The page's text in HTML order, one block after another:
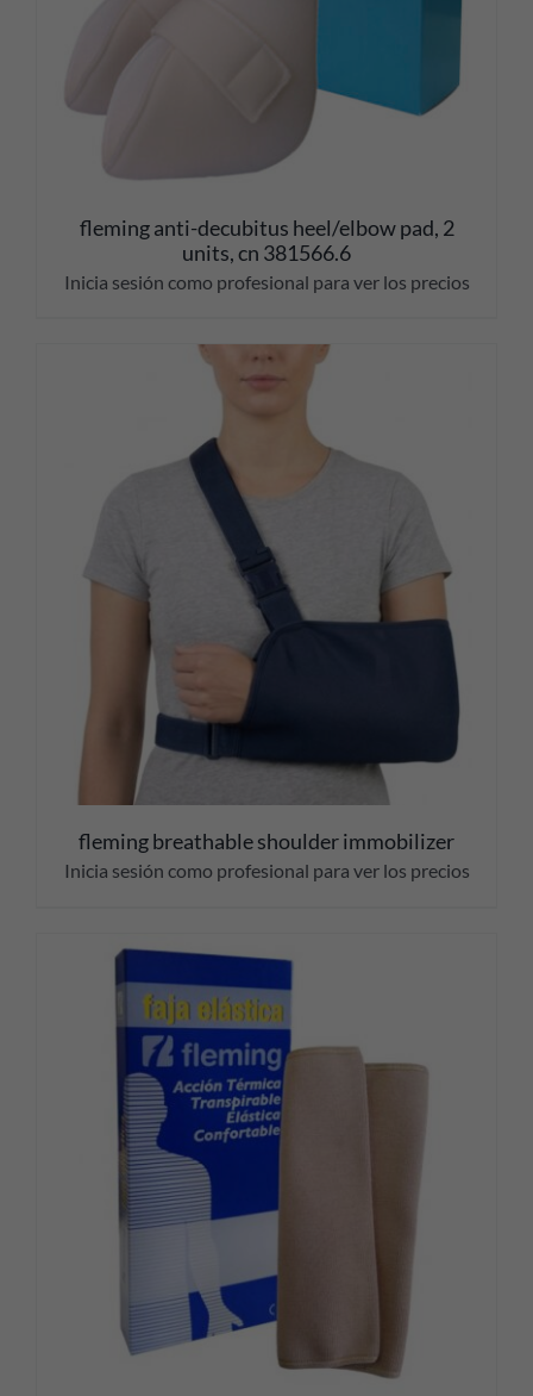
fleming anti-decubitus heel/elbow pad, 2
units, cn 381566.6
Inicia sesión como profesional para ver los precios
fleming breathable shoulder immobilizer
Inicia sesión como profesional para ver los precios